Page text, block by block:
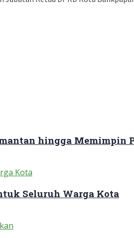
hingga Memimpin
Seluruh Warga Kota